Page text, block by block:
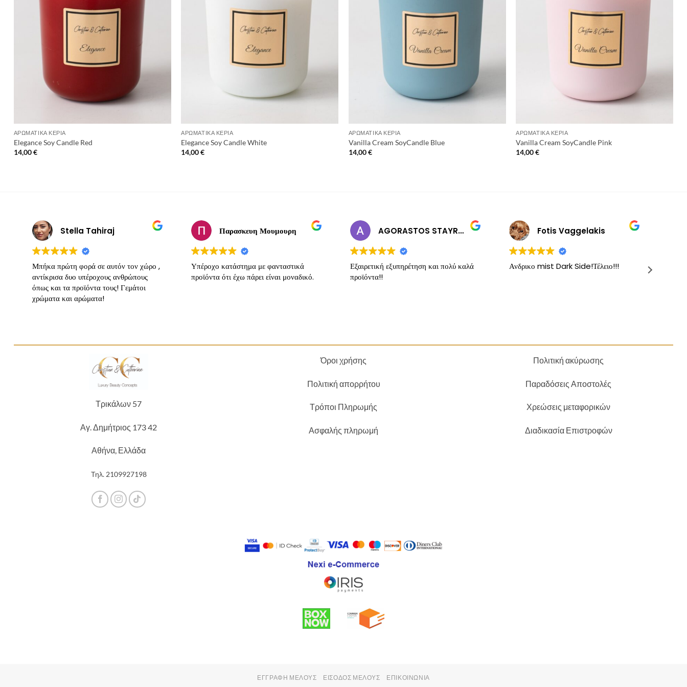
ΑΡΩΜΑΤΙΚΆ ΚΕΡΙΆ
Elegance Soy Candle Red
14,00€
ΑΡΩΜΑΤΙΚΆ ΚΕΡΙΆ
Elegance Soy Candle White
14,00€
ΑΡΩΜΑΤΙΚΆ ΚΕΡΙΆ
Vanilla Cream SoyCandle Blue
14,00€
ΑΡΩΜΑΤΙΚΆ ΚΕΡΙΆ
Vanilla Cream SoyCandle Pink
14,00€
Stella Tahiraj
Μπήκα πρώτη φορά σε αυτόν τον χώρο ,
αντίκρισα δυο υπέροχους ανθρώπους
όπως και τα προϊόντα τους! Γεμάτοι
χρώματα και αρώματα!
Παρασκευη Μουμουρη
Υπέροχο κατάστημα με φανταστικά
προϊόντα ότι έχω πάρει είναι μοναδικό.
AGORASTOS STAYROS
Εξαιρετική εξυπηρέτηση και πολύ καλά
προϊόντα!!
Fotis Vaggelakis
Ανδρικο mist Dark Side!Τέλειο!!!
Τρικάλων 57
Αγ. Δημήτριος 173 42
Αθήνα, Ελλάδα
Τηλ. 2109927198
Όροι χρήσης
Πολιτική απορρήτου
Τρόποι Πληρωμής
Ασφαλής πληρωμή
Πολιτική ακύρωσης
Παραδόσεις Αποστολές
Χρεώσεις μεταφορικών
Διαδικασία Επιστροφών
ΕΓΓΡΑΦΉ ΜΈΛΟΥΣ ΕΊΣΟΔΟΣ ΜΈΛΟΥΣ ΕΠΙΚΟΙΝΩΝΊΑ